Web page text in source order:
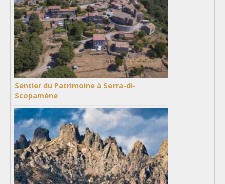
Sentier du Patrimoine à Serra-di-
Scopamène